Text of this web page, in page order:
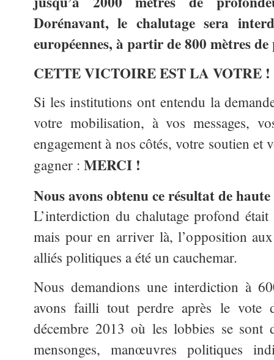
Dorénavant, le chalutage sera
européennes, à partir de 800 mètres
CETTE VICTOIRE EST LA VOTRE !
Si les institutions ont entendu la
votre mobilisation, à vos messages,
engagement à nos côtés, votre soutien et
gagner : MERCI !
Nous avons obtenu ce résultat de
L’interdiction du chalutage profond
mais pour en arriver là, l’opposition
alliés politiques a été un cauchemar.
Nous demandions une interdiction à
avons failli tout perdre après le vote
décembre 2013 où les lobbies se sont
mensonges, manœuvres politiques